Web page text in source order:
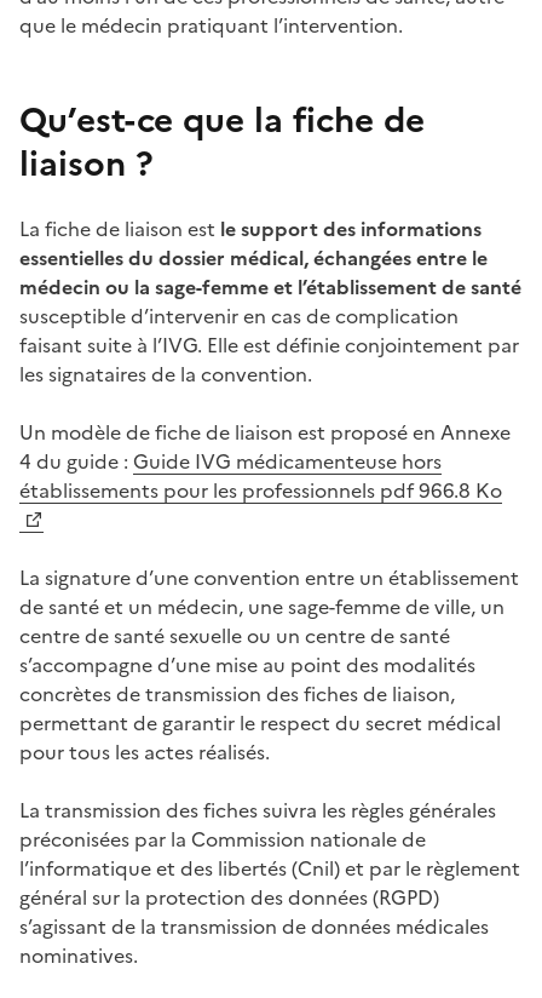
que le médecin pratiquant l’intervention.
Qu’est-ce que la fiche de
liaison ?
La fiche de liaison est le support des informations
essentielles du dossier médical, échangées entre le
médecin ou la sage-femme et l’établissement de santé
susceptible d’intervenir en cas de complication
faisant suite à l’IVG. Elle est définie conjointement par
les signataires de la convention.
Un modèle de fiche de liaison est proposé en Annexe
4 du guide : Guide IVG médicamenteuse hors
établissements pour les professionnels pdf 966.8 Ko
La signature d’une convention entre un établissement
de santé et un médecin, une sage-femme de ville, un
centre de santé sexuelle ou un centre de santé
s’accompagne d’une mise au point des modalités
concrètes de transmission des fiches de liaison,
permettant de garantir le respect du secret médical
pour tous les actes réalisés.
La transmission des fiches suivra les règles générales
préconisées par la Commission nationale de
l’informatique et des libertés (Cnil) et par le règlement
général sur la protection des données (RGPD)
s’agissant de la transmission de données médicales
nominatives.